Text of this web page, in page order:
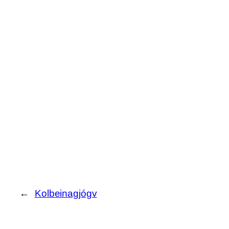
← Kolbeinagjógv